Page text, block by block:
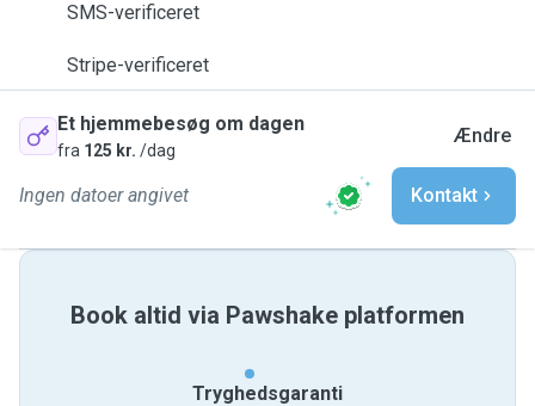
SMS-verificeret
Stripe-verificeret
Et hjemmebesøg om dagen
fra 125 kr. /dag
Ændre
Ingen datoer angivet Kontakt
Book altid via Pawshake platformen
Tryghedsgaranti